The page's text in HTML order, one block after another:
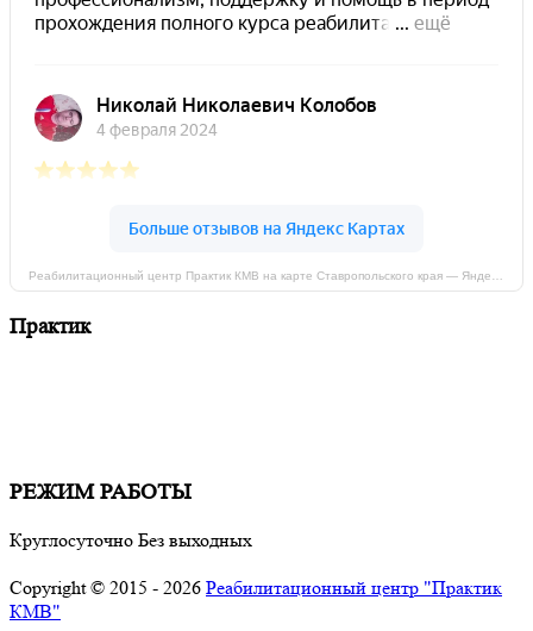
Реабилитационный центр Практик КМВ на карте Ставропольского края — Яндекс Карты
Практик
РЕЖИМ РАБОТЫ
Круглосуточно Без выходных
Copyright © 2015 - 2026 Реабилитационный центр "Практик
КМВ"